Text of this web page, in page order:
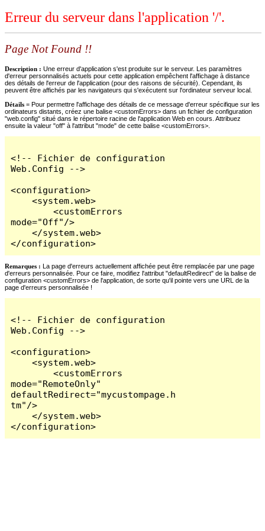
Erreur du serveur dans l'application '/'.
Page Not Found !!
Description : Une erreur d'application s'est produite sur le serveur. Les paramètres
d'erreur personnalisés actuels pour cette application empêchent l'affichage à distance
des détails de l'erreur de l'application (pour des raisons de sécurité). Cependant, ils
peuvent être affichés par les navigateurs qui s'exécutent sur l'ordinateur serveur local.
Détails = Pour permettre l'affichage des détails de ce message d'erreur spécifique sur les
ordinateurs distants, créez une balise <customErrors> dans un fichier de configuration
"web.config" situé dans le répertoire racine de l'application Web en cours. Attribuez
ensuite la valeur "off" à l'attribut "mode" de cette balise <customErrors>.
<!-- Fichier de configuration
Web.Config -->
<configuration>
    <system.web>
        <customErrors
mode="Off"/>
    </system.web>
</configuration>
Remarques : La page d'erreurs actuellement affichée peut être remplacée par une page
d'erreurs personnalisée. Pour ce faire, modifiez l'attribut "defaultRedirect" de la balise de
configuration <customErrors> de l'application, de sorte qu'il pointe vers une URL de la
page d'erreurs personnalisée !
<!-- Fichier de configuration
Web.Config -->
<configuration>
    <system.web>
        <customErrors
mode="RemoteOnly"
defaultRedirect="mycustompage.h
tm"/>
    </system.web>
</configuration>